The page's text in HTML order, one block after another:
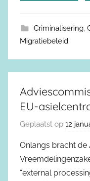
Criminalisering,
Migratiebeleid
EU-
Geplaatst op 12
Onlangs bracht
“external